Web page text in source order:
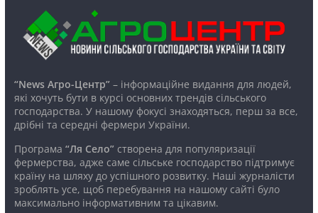
“News Агро-Центр”– інформаційне видання для людей,
які хочуть бути в курсі основних трендів сільського
господарства. У нашому фокусі знаходяться, перш за все,
дрібні та середні фермери України.
Програма “Ля Село”створена для популяризації
фермерства, адже саме сільське господарство підтримує
країну на шляху до успішного розвитку. Наші журналісти
зроблять усе, щоб перебування на нашому сайті було
максимально інформативним та цікавим.